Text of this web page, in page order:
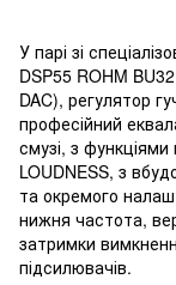
У парі зі
DSP55 ROHM
DAC), регулятор
професійний
смузі, з
LOUDNESS, з
та окремого
нижня частота,
затримки
підсилювачів.